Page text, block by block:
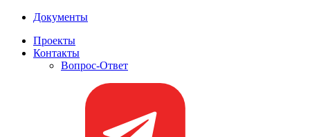
Документы
Проекты
Контакты
Вопрос-Ответ